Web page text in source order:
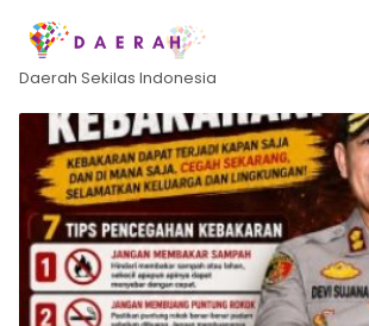
Daerah Sekilas Indonesia